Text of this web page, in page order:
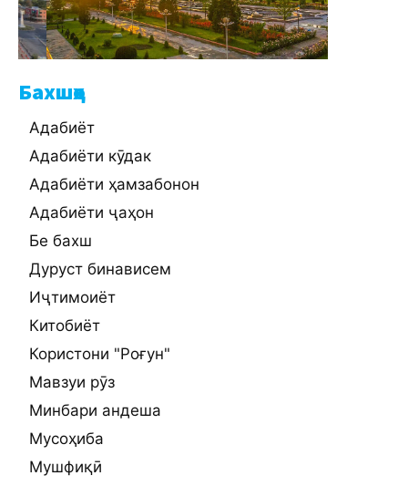
Бахшҳо
Адабиёт
Адабиёти кӯдак
Адабиёти ҳамзабонон
Адабиёти ҷаҳон
Бе бахш
Дуруст бинависем
Иҷтимоиёт
Китобиёт
Користони "Роғун"
Мавзуи рӯз
Минбари андеша
Мусоҳиба
Мушфиқӣ